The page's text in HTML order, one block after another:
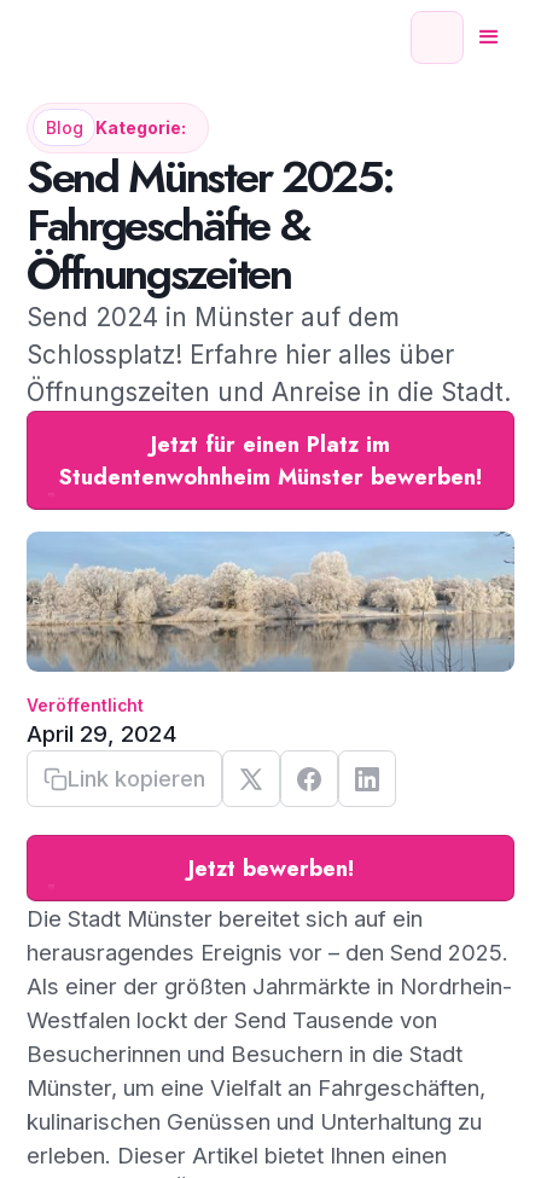
Blog Kategorie:
Send Münster 2025:
Fahrgeschäfte &
Öffnungszeiten
Send 2024 in Münster auf dem
Schlossplatz! Erfahre hier alles über
Öffnungszeiten und Anreise in die Stadt.
Jetzt für einen Platz im
Studentenwohnheim Münster bewerben!
Veröffentlicht
April 29, 2024
Link kopieren
Jetzt bewerben!
Die Stadt Münster bereitet sich auf ein
herausragendes Ereignis vor – den Send 2025.
Als einer der größten Jahrmärkte in Nordrhein-
Westfalen lockt der Send Tausende von
Besucherinnen und Besuchern in die Stadt
Münster, um eine Vielfalt an Fahrgeschäften,
kulinarischen Genüssen und Unterhaltung zu
erleben. Dieser Artikel bietet Ihnen einen